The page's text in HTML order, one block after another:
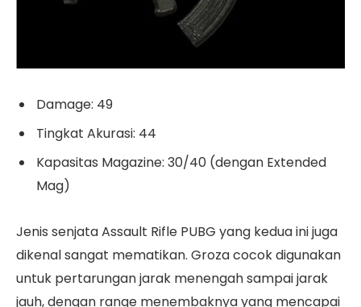
Damage: 49
Tingkat Akurasi: 44
Kapasitas Magazine: 30/40 (dengan Extended
Mag)
Jenis senjata Assault Rifle PUBG yang kedua ini juga
dikenal sangat mematikan. Groza cocok digunakan
untuk pertarungan jarak menengah sampai jarak
jauh, dengan range menembaknya yang mencapai